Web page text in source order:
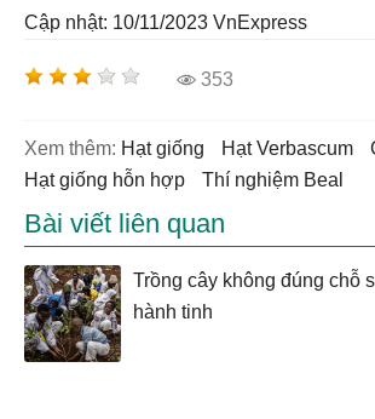
Cập nhật: 10/11/2023 VnExpress
353
Xem thêm: hạt giống hạt Verbascum
Hạt giống hỗn hợp
Thí nghiệm Beal
Bài viết liên quan
Trồng cây không đúng chỗ
hành tinh